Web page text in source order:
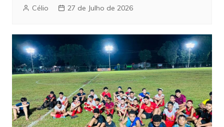
Célio 27 de Julho de 2026